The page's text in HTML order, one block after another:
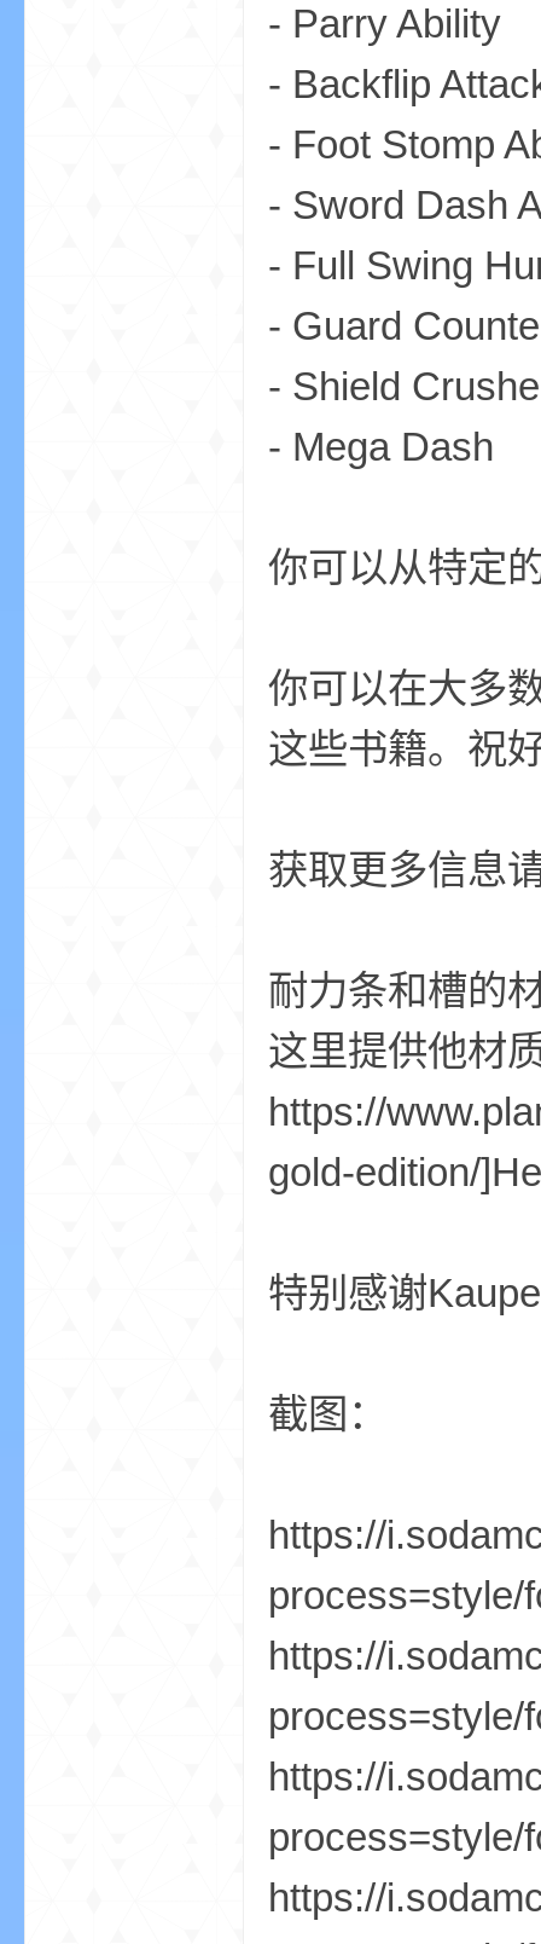
- Parry Ability
- Backflip
- Foot Stomp
- Sword Dash
- Full Swing
- Guard
- Shield
- Mega Dash
你可以从特定
你可以在大多
这些书籍。祝
获取更多信息
耐力条和槽的
这里提供他材
https://
gold-edition/
特别感谢
截图：
https://
process=style/
https://
process=style/
https://
process=style/
https://